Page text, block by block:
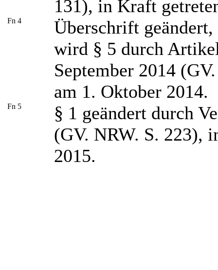
131), in Kraft
Fn 4
Überschrift
wird § 5 durch
September 2014
am 1. Oktober 2014.
Fn 5
§ 1 geändert durch
(GV. NRW. S. 223),
2015.